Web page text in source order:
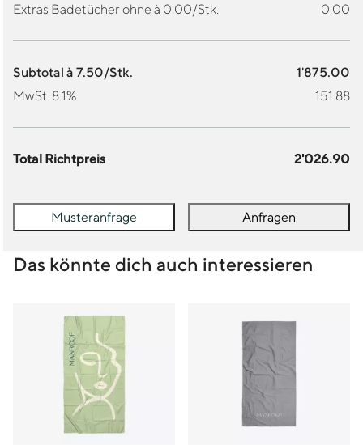
Extras Badetücher ohne à 0.00/Stk.
0.00
Subtotal à 7.50/Stk.
1'875.00
MwSt. 8.1%
151.88
Total Richtpreis 2'026.90
Musteranfrage Anfragen
Das könnte dich auch interessieren